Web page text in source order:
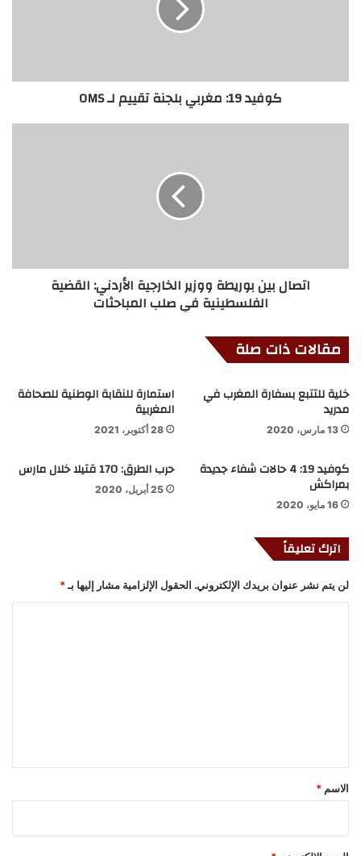
كوفيد 19: مغربي بلجنة تقييم لـ OMS
اتصال بين بوريطة ووزير الخارجية الأردني: القضية
الفلسطينية في صلب المباحثات
مقالات ذات صلة
خلية للتتبع بسفارة المغرب في
مدريد
13 مارس، 2020
استمارة للنقابة الوطنية للصحافة
المغربية
28 أكتوبر، 2021
كوفيد 19: 4 حالات شفاء جديدة
بمراكش
16 مايو، 2020
حرب الطرق: 170 قتيلا خلال مارس
25 أبريل، 2020
اترك تعليقاً
لن يتم نشر عنوان بريدك الإلكتروني. الحقول الإلزامية مشار إليها بـ *
*
الاسم *